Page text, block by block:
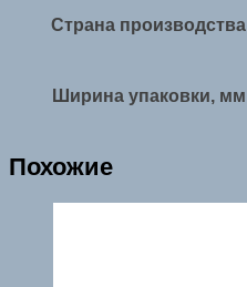
Страна производства
Ширина упаковки, мм
Похожие